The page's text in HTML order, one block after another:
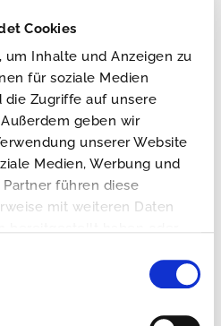
Cookies
um Inhalte und Anzeigen zu
für soziale Medien
Zugriffe auf unsere
geben wir
unserer Website
Medien, Werbung und
führen diese
mit weiteren Daten
der Sie betreffenden
des Art. 17 DSGVO das
betreffende Daten
bzw. alternativ nach
eine Einschränkung
zu verlangen, dass die Sie
Sie uns bereitgestellt haben